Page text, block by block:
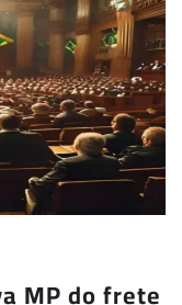
MP do frete